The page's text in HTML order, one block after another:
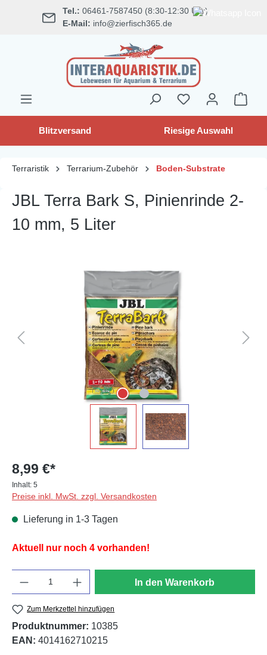
springen Tel.: 06461-7587450 (8:30-12:30 Uhr)
E-Mail: info@zierfisch365.de
Blitzversand Riesige Auswahl
Terraristik Terrarium-Zubehör Boden-Substrate
JBL Terra Bark S, Pinienrinde 2-
10 mm, 5 Liter
Bildergalerie überspringen
8,99 €*
Inhalt: 5
Preise inkl. MwSt. zzgl. Versandkosten
Lieferung in 1-3 Tagen
Aktuell nur noch 4 vorhanden!
In den Warenkorb
Zum Merkzettel hinzufügen
Produktnummer: 10385
EAN: 4014162710215